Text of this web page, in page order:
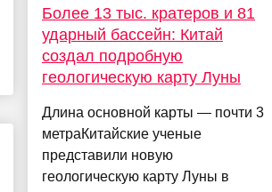
Более 13 тыс. кратеров и 81
ударный бассейн: Китай
создал подробную
геологическую карту Луны
Длина основной карты — почти 3
метраКитайские ученые
представили новую
геологическую карту Луны в